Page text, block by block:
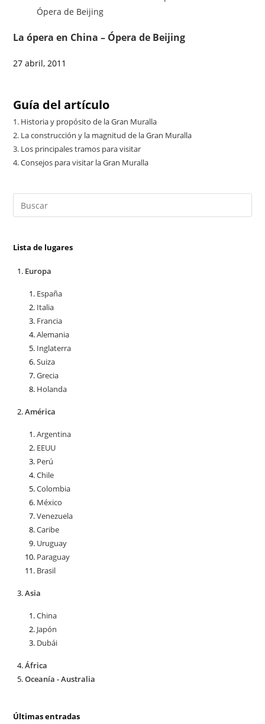
La ópera en China – Ópera de Beijing
27 abril, 2011
Guía del artículo
1. Historia y propósito de la Gran Muralla
2. La construcción y la magnitud de la Gran Muralla
3. Los principales tramos para visitar
4.Consejos para visitar la Gran Muralla
Lista de lugares
Europa
España
Italia
Francia
Alemania
Inglaterra
Suiza
Grecia
Holanda
América
Argentina
EEUU
Perú
Chile
Colombia
México
Venezuela
Caribe
Uruguay
Paraguay
Brasil
Asia
China
Japón
Dubái
África
Oceanía - Australia
Últimas entradas